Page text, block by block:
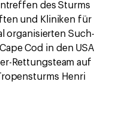
des Sturms
und Kliniken für
organisierten Such-
Cod in den USA
Rettungsteam auf
Henri